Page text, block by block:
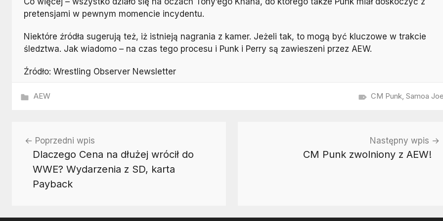
pretensjami w pewnym momencie incydentu.
Niektóre źródła sugerują też, iż istnieją nagrania z kamer. Jeżeli tak, to mogą być kluczowe w trakcie
śledztwa. Jak wiadomo – na czas tego procesu i Punk i Perry są zawieszeni przez AEW.
Źródło: Wrestling Observer Newsletter
AEW CM Punk,Samoa
wpisu
Poprzedni wpis
Dlaczego Cena na dłużej wrócił do
WWE? Wydarzenia z SD, karta
Payback
Następny wpis
CM Punk zwolniony z AEW!